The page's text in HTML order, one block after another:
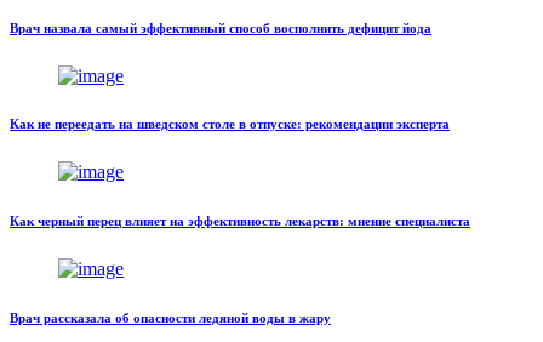
Врач назвала самый эффективный способ восполнить дефицит йода
Как не переедать на шведском столе в отпуске: рекомендации эксперта
Как черный перец влияет на эффективность лекарств: мнение специалиста
Врач рассказала об опасности ледяной воды в жару